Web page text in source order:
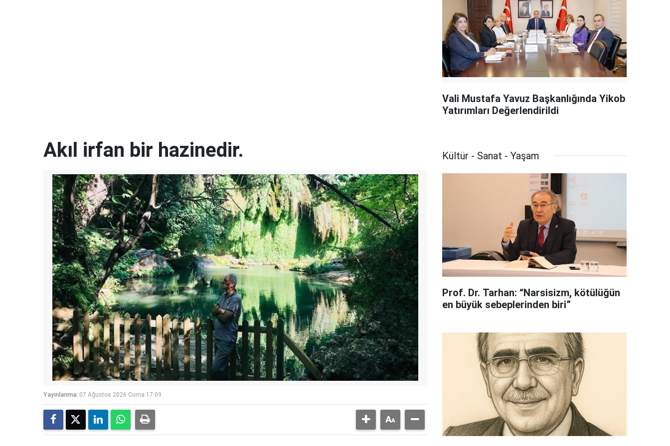
Vali Mustafa Yavuz Başkanlığında Yikob
Yatırımları Değerlendirildi
Akıl irfan bir hazinedir.
Yayınlanma: 07 Ağustos 2026 Cuma 17:09
Kültür - Sanat - Yaşam
Prof. Dr. Tarhan: “Narsisizm, kötülüğün
en büyük sebeplerinden biri”